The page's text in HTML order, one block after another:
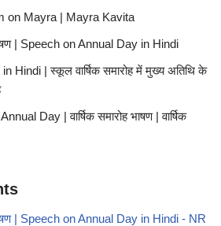
on Mayra | Mayra Kavita
भाषण | Speech on Annual Day in Hindi
Hindi | स्कूल वार्षिक समारोह में मुख्य अतिथि के
Day | वार्षिक समारोह भाषण | वार्षिक
भाषण | Speech on Annual Day in Hindi - NR